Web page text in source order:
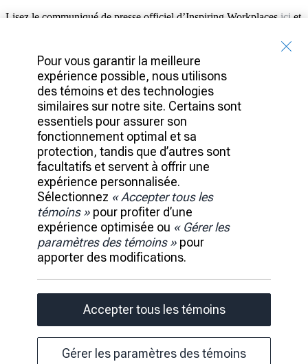
Lisez le communiqué de presse officiel d’Inspiring Workplacesiciet
Accès client
Bancaires
Plateforme
Portefeuille
Investissements
Idées
Équipe de Direction
Carrières
Salle de Presse
Accessibilité
Rensperssecurite
Conditions d’utilisation
Publicité et témoins
RBC © 2026 Tous droits réservés.
Pour vous garantir la meilleure
expérience possible, nous utilisons
des témoins et des technologies
similaires sur notre site. Certains sont
essentiels pour assurer son
fonctionnement optimal et sa
protection, tandis que d’autres sont
facultatifs et servent à offrir une
expérience personnalisée.
Sélectionnez « Accepter tous les
témoins » pour profiter d’une
expérience optimisée ou « Gérer les
paramètres des témoins » pour
apporter des modifications.
Gérer les paramètres des témoins
Accepter tous les témoins